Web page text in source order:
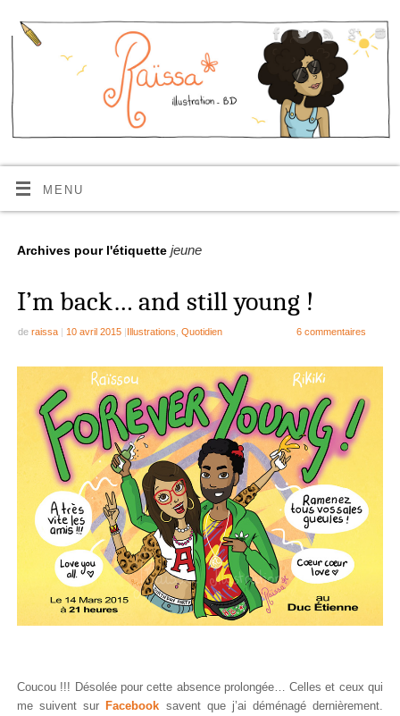
MENU
Archives pour l'étiquette jeune
I’m back… and still young !
de raissa | 10 avril 2015 |Illustrations Quotidien 6 commentaires
Coucou !!! Désolée pour cette absence prolongée… Celles et ceux qui
me suivent sur
Facebook savent que j’ai déménagé dernièrement.